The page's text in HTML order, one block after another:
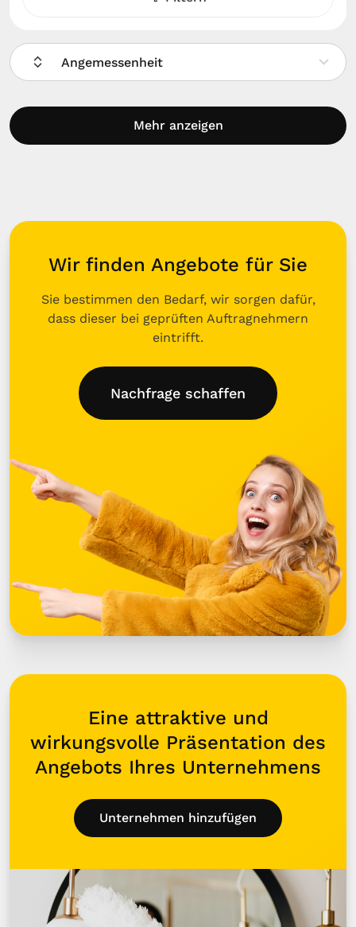
Angemessenheit
Mehr anzeigen
Wir finden Angebote für Sie
Sie bestimmen den Bedarf, wir sorgen dafür,
dass dieser bei geprüften Auftragnehmern
eintrifft.
Nachfrage schaffen
Eine attraktive und
wirkungsvolle Präsentation des
Angebots Ihres Unternehmens
Unternehmen hinzufügen